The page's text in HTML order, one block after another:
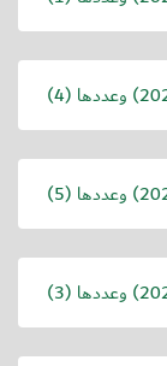
) وعددها (4)
) وعددها (5)
) وعددها (3)